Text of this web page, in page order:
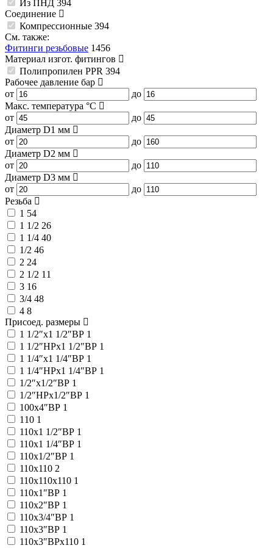
Из ПНД 394
Соединение
Компрессионные 394
См. также:
Фитинги резьбовые 1456
Материал изгот. фитингов
Полипропилен PPR 394
Рабочее давление бар
от
до
Макс. температура °C
от
до
Диаметр D1 мм
от
до
Диаметр D2 мм
от
до
Диаметр D3 мм
от
до
Резьба
1 54
1 1/2 26
1 1/4 40
1/2 46
2 24
2 1/2 11
3 16
3/4 48
4 8
Присоед. размеры
1 1/2″x1 1/2″ВР 1
1 1/2″НРx1 1/2″ВР 1
1 1/4″x1 1/4″ВР 1
1 1/4″НРx1 1/4″ВР 1
1/2″x1/2″ВР 1
1/2″НРx1/2″ВР 1
100x4″ВР 1
110 1
110x1 1/2″ВР 1
110x1 1/4″ВР 1
110x1/2″ВР 1
110x110 2
110x110x110 1
110x1″ВР 1
110x2″ВР 1
110x3/4″ВР 1
110x3″ВР 1
110x3″ВРx110 1